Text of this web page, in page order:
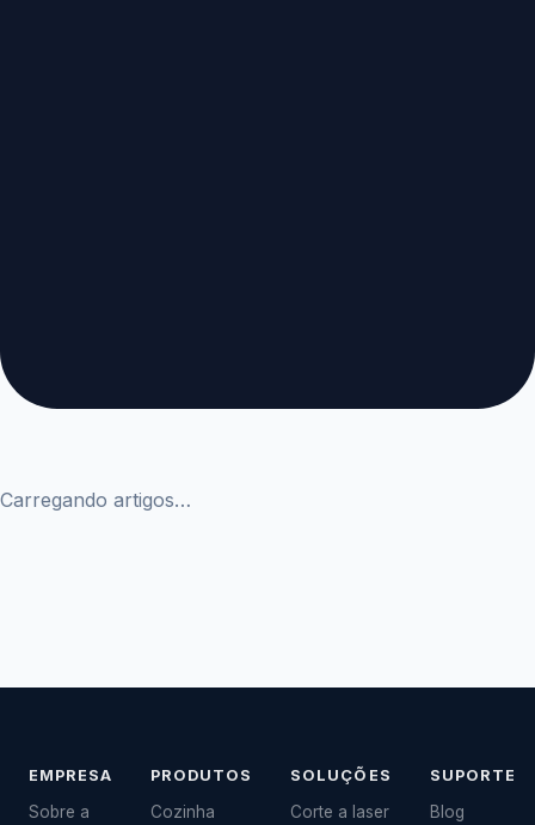
Carregando artigos…
EMPRESA
Sobre a
PRODUTOS
Cozinha
SOLUÇÕES
Corte a laser
SUPORTE
Blog